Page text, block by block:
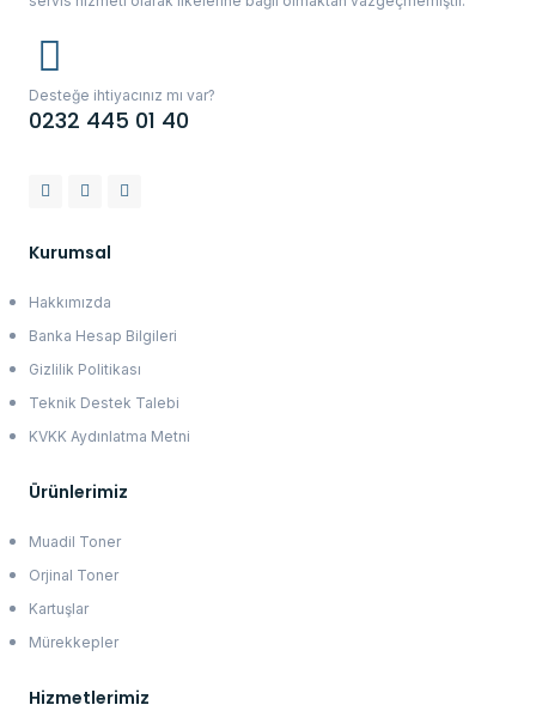
Desteğe ihtiyacınız mı var?
0232 445 01 40
Kurumsal
Hakkımızda
Banka Hesap Bilgileri
Gizlilik Politikası
Teknik Destek Talebi
KVKK Aydınlatma Metni
Ürünlerimiz
Muadil Toner
Orjinal Toner
Kartuşlar
Mürekkepler
Hizmetlerimiz